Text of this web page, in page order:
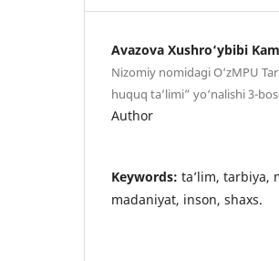
Avazova Xushro‘ybibi
Nizomiy nomidagi O‘zMPU
huquq ta’limi” yo‘nalishi 3-
Author
Keywords: ta’lim, tarbiya,
madaniyat, inson, shaxs.